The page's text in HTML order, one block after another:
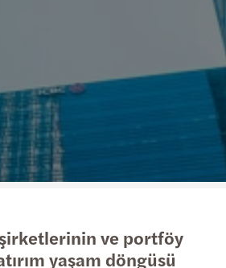
ve portföy
yaşam döngüsü